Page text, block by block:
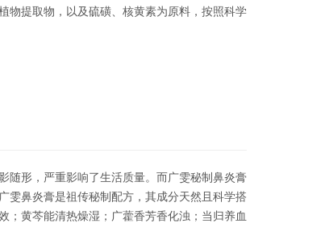
物提取物，以及硫磺、核黄素为原料，按照科学
随形，严重影响了生活质量。而广雯秘制鼻炎膏
雯鼻炎膏是祖传秘制配方，其成分天然且科学搭
；黄芩能清热燥湿；广藿香芳香化浊；当归养血